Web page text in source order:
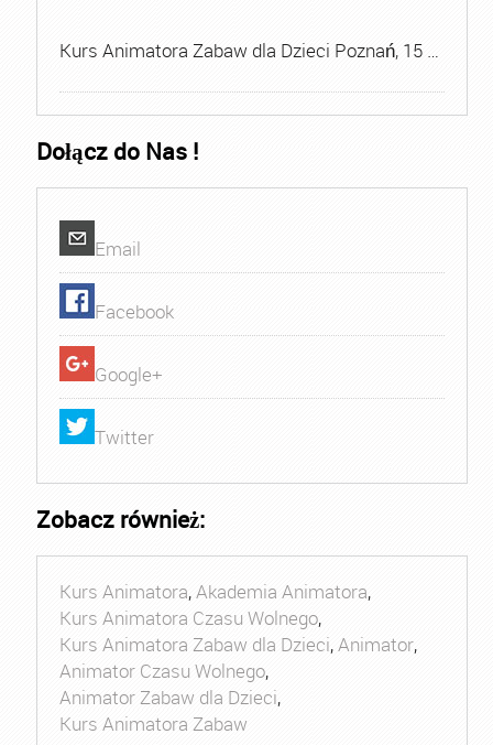
Kurs Animatora Zabaw dla Dzieci Poznań, 15 …
Dołącz do Nas !
Email
Facebook
Google+
Twitter
Zobacz również:
Kurs Animatora,Akademia Animatora,
Kurs Animatora Czasu Wolnego,
Kurs Animatora Zabaw dla Dzieci,Animator,
Animator Czasu Wolnego,
Animator Zabaw dla Dzieci,
Kurs Animatora Zabaw